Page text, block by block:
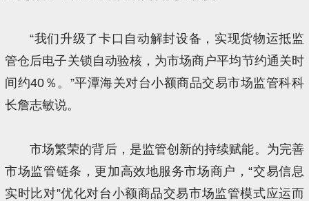
“我们升级了卡口自动解封设备，实现货物运抵监
管仓后电子关锁自动验核，为市场商户平均节约通关时
间约40％。”平潭海关对台小额商品交易市场监管科科
长詹志敏说。
市场繁荣的背后，是监管创新的持续赋能。为完善
市场监管链条，更加高效地服务市场商户，“交易信息
实时比对”优化对台小额商品交易市场监管模式应运而